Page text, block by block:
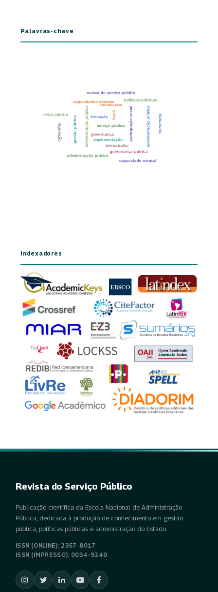
Palavras-chave
Indexadores
Revista do Serviço Público
Publicação científica da Escola Nacional de Administração
Pública, dedicada à produção de conhecimento em gestão
pública, políticas públicas e administração do Estado.
ISSN (ONLINE): 2357-8017
ISSN (IMPRESSO): 0034-9240